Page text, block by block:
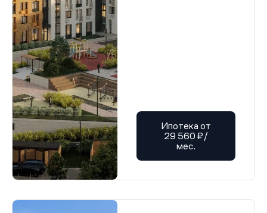
Ипотека от
29 560 ₽/
мес.